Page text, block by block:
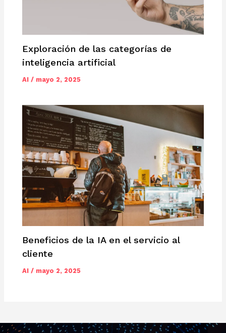
Exploración de las categorías de
inteligencia artificial
AI / mayo 2, 2025
Beneficios de la IA en el servicio al
cliente
AI / mayo 2, 2025